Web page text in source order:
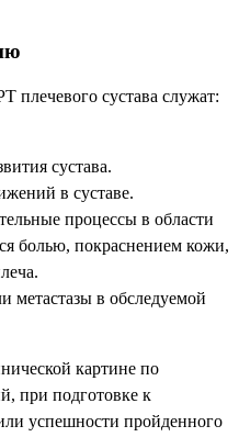
плечевого сустава служат:
сустава.
в суставе.
процессы в области
болью, покраснением кожи,
метастазы в обследуемой
картине по
при подготовке к
успешности пройденного